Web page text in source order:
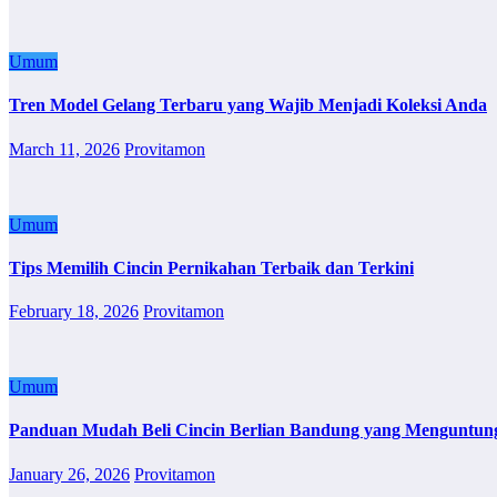
Umum
Tren Model Gelang Terbaru yang Wajib Menjadi Koleksi Anda
March 11, 2026 Provitamon
Umum
Tips Memilih Cincin Pernikahan Terbaik dan Terkini
February 18, 2026 Provitamon
Umum
Panduan Mudah Beli Cincin Berlian Bandung yang
January 26, 2026 Provitamon